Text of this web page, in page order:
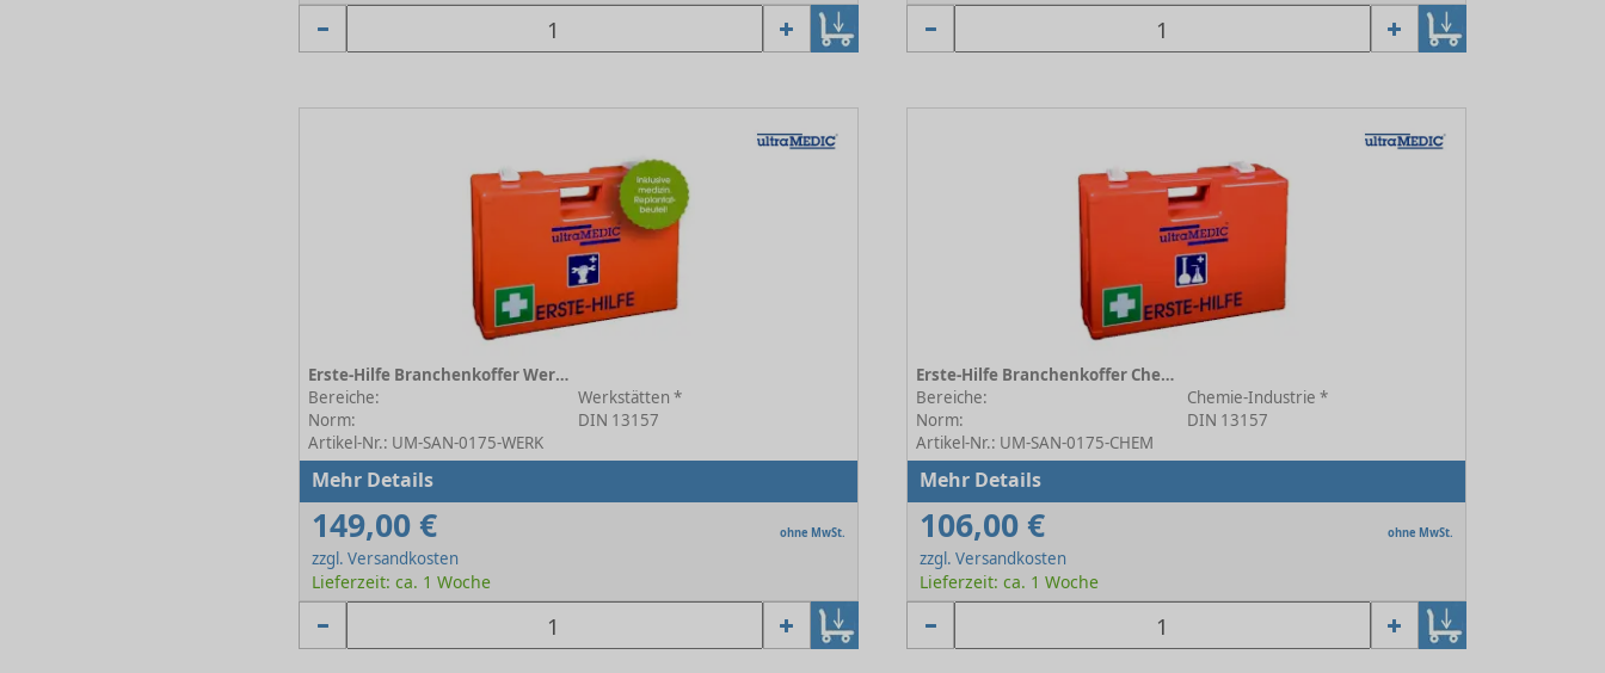
Erste-Hilfe Branchenkoffer Werkstätten orange
Bereiche:
Werkstätten *
Norm:
DIN 13157
Artikel-Nr.: UM-SAN-0175-WERK
Mehr Details
149,00 € ohne MwSt.
zzgl. Versandkosten
Lieferzeit: ca. 1 Woche
Erste-Hilfe Branchenkoffer Chemie-Industrie orange
Bereiche:
Chemie-Industrie *
Norm:
DIN 13157
Artikel-Nr.: UM-SAN-0175-CHEM
Mehr Details
106,00 € ohne MwSt.
zzgl. Versandkosten
Lieferzeit: ca. 1 Woche